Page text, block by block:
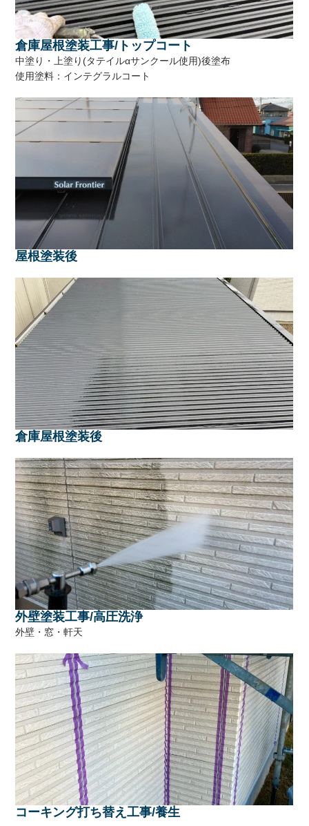
倉庫屋根塗装工事/トップコート
中塗り・上塗り(タテイルαサンクール使用)後塗布
使用塗料：インテグラルコート
屋根塗装後
倉庫屋根塗装後
外壁塗装工事/高圧洗浄
外壁・窓・軒天
コーキング打ち替え工事/養生